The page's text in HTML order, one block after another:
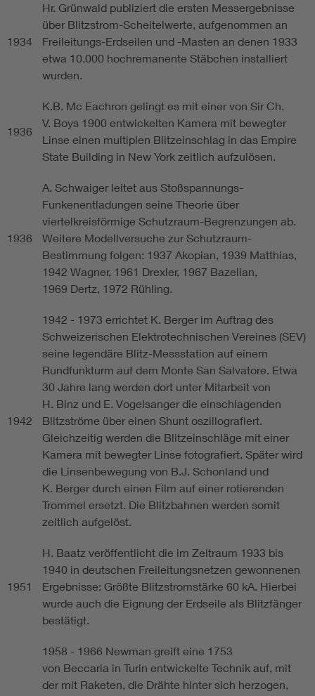
1934
Hr. Grünwald publiziert die ersten Messergebnisse
über Blitzstrom-Scheitelwerte, aufgenommen an
Freileitungs-Erdseilen und -Masten an denen 1933
etwa 10.000 hochremanente Stäbchen installiert
wurden.
1936
K.B. Mc Eachron gelingt es mit einer von Sir Ch.
V. Boys 1900 entwickelten Kamera mit bewegter
Linse einen multiplen Blitzeinschlag in das Empire
State Building in New York zeitlich aufzulösen.
1936
A. Schwaiger leitet aus Stoßspannungs-
Funkenentladungen seine Theorie über
viertelkreisförmige Schutzraum-Begrenzungen ab.
Weitere Modellversuche zur Schutzraum-
Bestimmung folgen: 1937 Akopian, 1939 Matthias,
1942 Wagner, 1961 Drexler, 1967 Bazelian,
1969 Dertz, 1972 Rühling.
1942
1942 - 1973 errichtet K. Berger im Auftrag des
Schweizerischen Elektrotechnischen Vereines (SEV)
seine legendäre Blitz-Messstation auf einem
Rundfunkturm auf dem Monte San Salvatore. Etwa
30 Jahre lang werden dort unter Mitarbeit von
H. Binz und E. Vogelsanger die einschlagenden
Blitzströme über einen Shunt oszillografiert.
Gleichzeitig werden die Blitzeinschläge mit einer
Kamera mit bewegter Linse fotografiert. Später wird
die Linsenbewegung von B.J. Schonland und
K. Berger durch einen Film auf einer rotierenden
Trommel ersetzt. Die Blitzbahnen werden somit
zeitlich aufgelöst.
1951
H. Baatz veröffentlicht die im Zeitraum 1933 bis
1940 in deutschen Freileitungsnetzen gewonnenen
Ergebnisse: Größte Blitzstromstärke 60 kA. Hierbei
wurde auch die Eignung der Erdseile als Blitzfänger
bestätigt.
1958 - 1966 Newman greift eine 1753
von Beccaria in Turin entwickelte Technik auf, mit
der mit Raketen, die Drähte hinter sich herzogen,